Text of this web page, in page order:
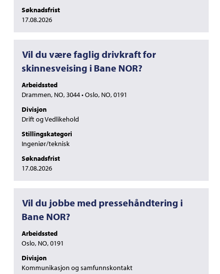
Søknadsfrist
17.08.2026
Tittel
Vil du være faglig drivkraft for
skinnesveising i Bane NOR?
Arbeidssted
Drammen, NO, 3044 • Oslo, NO, 0191
Divisjon
Drift og Vedlikehold
Stillingskategori
Ingeniør/teknisk
Søknadsfrist
17.08.2026
Velg
mellomromstasten
for
å
det
fullstendige
innholdet
i
jobbinformasjonen.
Tittel
Vil du jobbe med pressehåndtering i
Bane NOR?
Arbeidssted
Oslo, NO, 0191
Divisjon
Kommunikasjon og samfunnskontakt
Velg
mellomromstasten
for
å
det
fullstendige